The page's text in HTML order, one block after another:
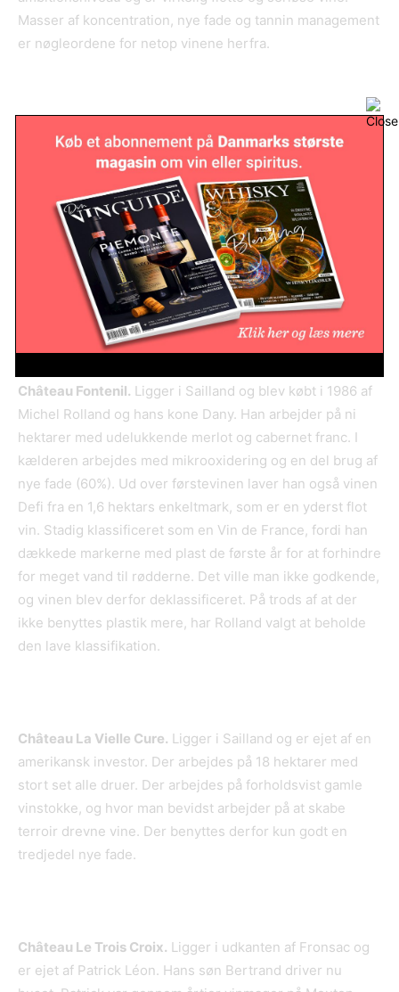
Masser af koncentration, nye fade og tannin management
er nøgleordene for netop vinene herfra.
Huse, som er værd at holde øje med:
Ligger i landsbyen Sailland og arbejder
med 14 hektar.er Det er Brigitte Rullier-Loussert, som
ejer og driver vingården, som er moderniseret for nyligt.
Der arbejdes med en hård sortering af druerne inden
fermentering på cementtanke og modning 18 måneder på
50% nye fade. Meget stilrene og vellavede vine.
Château Fontenil. Ligger i Sailland og blev købt i 1986 af
Michel Rolland og hans kone Dany. Han arbejder på ni
hektarer med udelukkende merlot og cabernet franc. I
kælderen arbejdes med mikrooxidering og en del brug af
nye fade (60%). Ud over førstevinen laver han også vinen
Defi fra en 1,6 hektars enkeltmark, som er en yderst flot
vin. Stadig klassificeret som en Vin de France, fordi han
dækkede markerne med plast de første år for at forhindre
for meget vand til rødderne. Det ville man ikke godkende,
og vinen blev derfor deklassificeret. På trods af at der
ikke benyttes plastik mere, har Rolland valgt at beholde
den lave klassifikation.
Château La Vielle Cure. Ligger i Sailland og er ejet af en
amerikansk investor. Der arbejdes på 18 hektarer med
stort set alle druer. Der arbejdes på forholdsvist gamle
vinstokke, og hvor man bevidst arbejder på at skabe
terroir drevne vine. Der benyttes derfor kun godt en
tredjedel nye fade.
Château Le Trois Croix. Ligger i udkanten af Fronsac og
er ejet af Patrick Léon. Hans søn Bertrand driver nu